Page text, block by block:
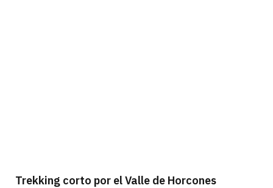
Trekking corto por el Valle de Horcones